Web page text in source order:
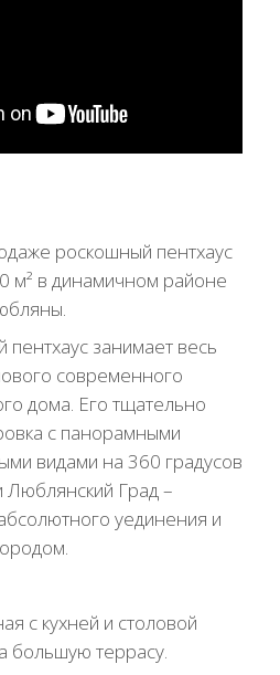
роскошный пентхаус
м² в динамичном районе
пентхаус занимает весь
современного
дома. Его тщательно
с панорамными
видами на 360 градусов
Град –
уединения и
с кухней и столовой
большую террасу.